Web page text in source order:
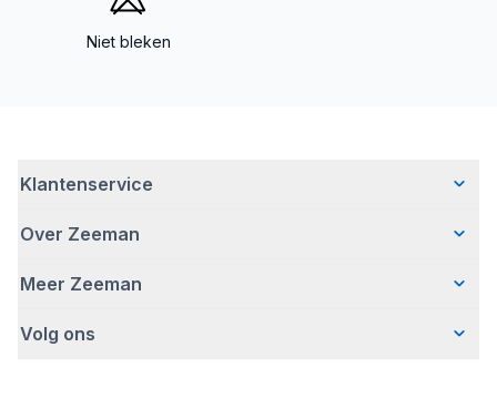
Niet bleken
Klantenservice
Veelgestelde vragen
Bezorgen
Retourneren
Over Zeeman
Wie wij zijn
Hoe wij verantwoord ondernemen
Meer Zeeman
Veiligheidswaarschuwing
Volg ons